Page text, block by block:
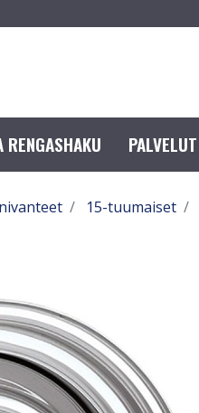
RENGASHAKU PALVELUT
15-tuumaiset